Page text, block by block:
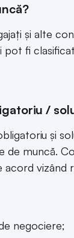
și alte
pot fi
/
și
muncă.
vizând
negociere;